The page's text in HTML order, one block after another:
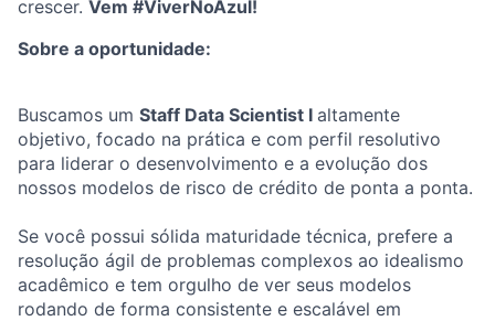
crescer. Vem #ViverNoAzul!
Sobre a oportunidade:
Buscamos um Staff Data Scientist I altamente
objetivo, focado na prática e com perfil resolutivo
para liderar o desenvolvimento e a evolução dos
nossos modelos de risco de crédito de ponta a ponta.
Se você possui sólida maturidade técnica, prefere a
resolução ágil de problemas complexos ao idealismo
acadêmico e tem orgulho de ver seus modelos
rodando de forma consistente e escalável em